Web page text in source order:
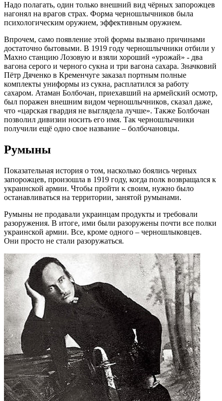
Надо полагать, один только внешний вид чёрных запорожцев
нагонял на врагов страх. Форма черношлычников была
психологическим оружием, эффективным оружием.
Впрочем, само появление этой формы вызвано причинами
достаточно бытовыми. В 1919 году черношлычники отбили у
Махно станцию Лозовую и взяли хороший «урожай» - два
вагона серого и черного сукна и три вагона сахара. Значковий
Пётр Дяченко в Кременчуге заказал портным полные
комплекты униформы из сукна, расплатился за работу
сахаром. Атаман Болбочан, приехавший на армейский осмотр,
был поражен внешним видом черношлычников, сказал даже,
что «царская гвардия не выглядела лучше». Также Болбочан
позволил дивизии носить его имя. Так черношлычники
получили ещё одно свое название – болбочановцы.
Румыны
Показательная история о том, насколько боялись черных
запорожцев, произошла в 1919 году, когда полк возвращался к
украинской армии. Чтобы пройти к своим, нужно было
останавливаться на территории, занятой румынами.
Румыны не продавали украинцам продукты и требовали
разоружения. В итоге, ими были разоружены почти все полки
украинской армии. Все, кроме одного – черношлыковцев.
Они просто не стали разоружаться.